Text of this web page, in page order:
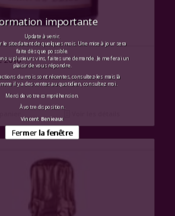
2016
importante
Update à venir.
le site datent de quelques mois. Une mise à jour sera
faite dès que possible.
ou plusieurs vins, faites une demande. Je me ferai un
plaisir de vous répondre.
du mois sont récentes, consultez-les mais là
il y a des ventes au quotidien, consultez moi.
Merci de votre compréhension.
À votre disposition.
Vincent Benieaux
Fermer la fenêtre